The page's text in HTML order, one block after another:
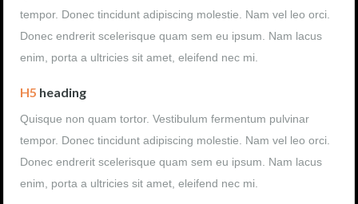
tempor. Donec tincidunt adipiscing molestie. Nam vel leo orci.
Donec endrerit scelerisque quam sem eu ipsum. Nam lacus
enim, porta a ultricies sit amet, eleifend nec mi.
H5 heading
Quisque non quam tortor. Vestibulum fermentum pulvinar
tempor. Donec tincidunt adipiscing molestie. Nam vel leo orci.
Donec endrerit scelerisque quam sem eu ipsum. Nam lacus
enim, porta a ultricies sit amet, eleifend nec mi.